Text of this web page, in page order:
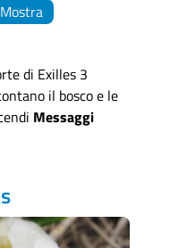
Mostra
di Exilles 3
il bosco e le
Messaggi